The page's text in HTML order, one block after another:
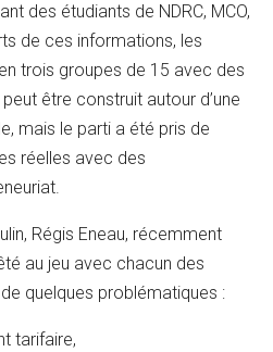
des étudiants de NDRC, MCO,
de ces informations, les
trois groupes de 15 avec des
être construit autour d’une
mais le parti a été pris de
réelles avec des
Régis Eneau, récemment
au jeu avec chacun des
quelques problématiques :
tarifaire,